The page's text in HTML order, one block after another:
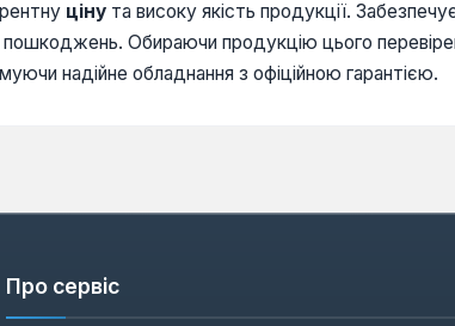
ціну та високу якість продукції.
Обираючи продукцію цього
надійне обладнання з офіційною гарантією.
Про сервіс